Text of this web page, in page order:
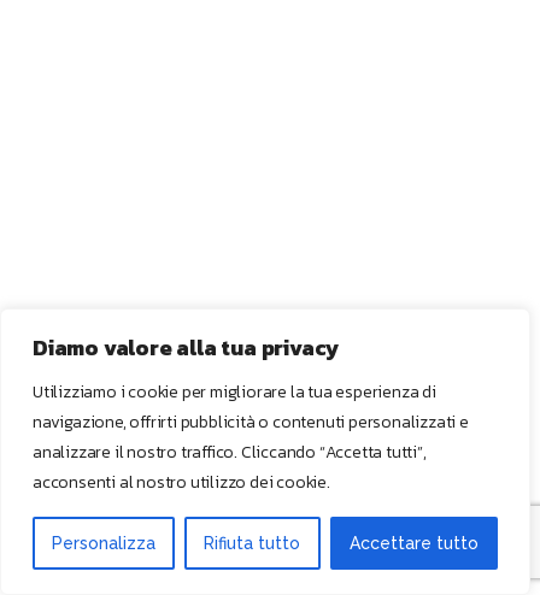
Diamo valore alla tua privacy
Utilizziamo i cookie per migliorare la tua esperienza di
navigazione, offrirti pubblicità o contenuti personalizzati e
analizzare il nostro traffico. Cliccando “Accetta tutti”,
acconsenti al nostro utilizzo dei cookie.
Personalizza Rifiuta tutto Accettare tutto